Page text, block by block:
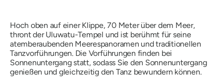
Hoch oben auf einer Klippe, 70 Meter über dem Meer,
thront der Uluwatu-Tempel und ist berühmt für seine
atemberaubenden Meerespanoramen und traditionellen
Tanzvorführungen. Die Vorführungen finden bei
Sonnenuntergang statt, sodass Sie den Sonnenuntergang
genießen und gleichzeitig den Tanz bewundern können.